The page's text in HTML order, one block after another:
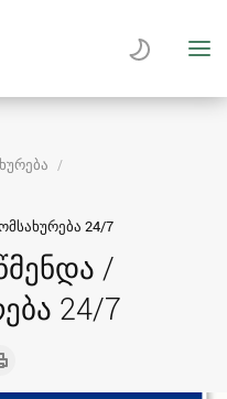
24/7
/
24/7